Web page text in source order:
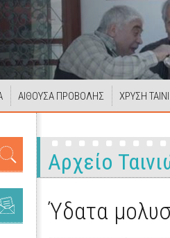
ΑΙΘΟΥΣΑ ΠΡΟΒΟΛΗΣ ΧΡΥΣΗ
Αρχείο
Ύδατα